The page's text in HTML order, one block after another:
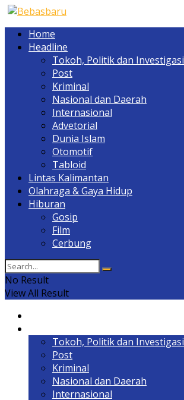
Home
Headline
Tokoh, Politik dan Investigasi
Post
Kriminal
Nasional dan Daerah
Internasional
Advetorial
Dunia Islam
Otomotif
Tabloid
Lintas Kalimantan
Olahraga & Gaya Hidup
Hiburan
Gosip
Film
Cerbung
No Result
View All Result
Tokoh, Politik dan Investigasi
Post
Kriminal
Nasional dan Daerah
Internasional